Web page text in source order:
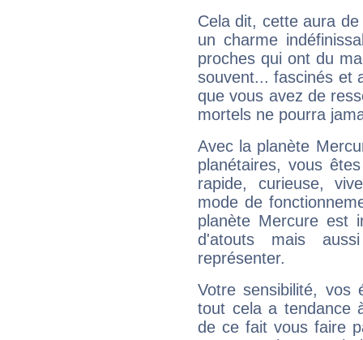
Cela dit, cette aura
un charme
proches qui ont du
souvent... fascinés et
que vous avez de
mortels ne pourra
Avec la planète
planétaires, vous
rapide, curieuse,
mode de
planète Mercure est
d'atouts mais
représenter.
Votre sensibilité,
tout cela a tendance
de ce fait vous faire